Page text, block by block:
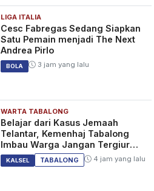
LIGA ITALIA
Cesc Fabregas Sedang Siapkan
Satu Pemain menjadi The Next
Andrea Pirlo
BOLA 3 jam yang lalu
WARTA TABALONG
Belajar dari Kasus Jemaah
Telantar, Kemenhaj Tabalong
Imbau Warga Jangan Tergiur
Umrah Murah
KALSEL TABALONG 4 jam yang lalu